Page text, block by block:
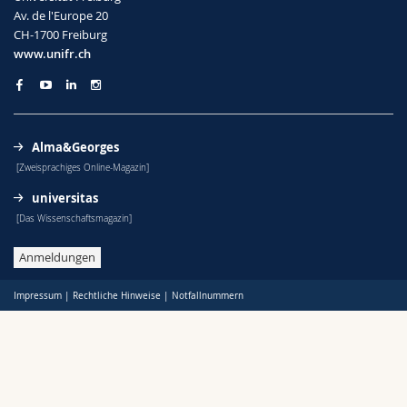
Math.-Nat. und Med. Fak.
Interfakultär
Mitarbeitende
Doktorierende
Webmail
Vorlesungsverzeichnis
MyUnifr
Av. de l'Europe 20
CH-1700 Freiburg
www.unifr.ch
Alma&Georges
[Zweisprachiges Online-Magazin]
universitas
[Das Wissenschaftsmagazin]
Anmeldungen
Impressum | Rechtliche Hinweise | Notfallnummern